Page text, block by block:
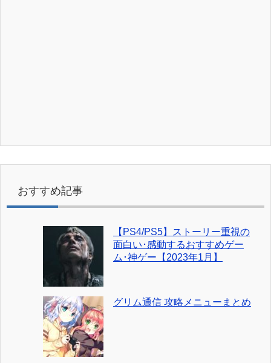
おすすめ記事
【PS4/PS5】ストーリー重視の
面白い･感動するおすすめゲー
ム･神ゲー【2023年1月】
グリム通信 攻略メニューまとめ